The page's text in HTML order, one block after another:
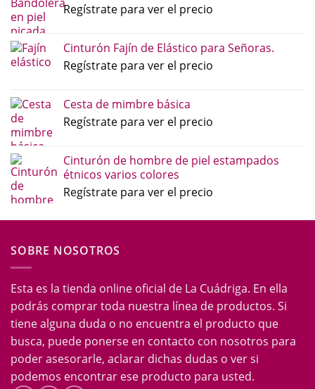
Regístrate para ver el precio
Cinturón Fajín de Elástico para Señoras.
Regístrate para ver el precio
Cesta de mimbre básica
Regístrate para ver el precio
Cinturón de hombre de piel estampados
étnicos varios colores
Regístrate para ver el precio
SOBRE NOSOTROS
Esta es la tienda online oficial de La Cuádriga. En ella
podrás comprar toda nuestra línea de productos. Si
tiene alguna duda o no encuentra el producto que
busca, puede ponerse en contacto con nosotros para
poder asesorarle, aclarar dichas dudas o ver si
podemos encontrar ese producto para usted.